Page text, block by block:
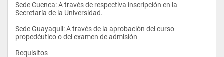
Sede Cuenca: A través de respectiva inscripción en la
Secretaría de la Universidad.
Sede Guayaquil: A través de la aprobación del curso
propedéutico o del examen de admisión
Requisitos